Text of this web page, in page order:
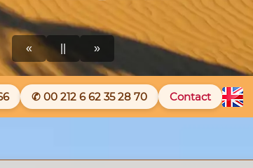
« »
✆ 00 212 6 62 35 28 70 Contact